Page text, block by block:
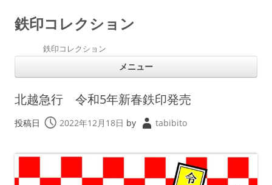
鉄印コレクション
鉄印コレクション
メニュー
北越急行 令和5年新春鉄印発売
投稿日 2022年12月18日 by tabibito